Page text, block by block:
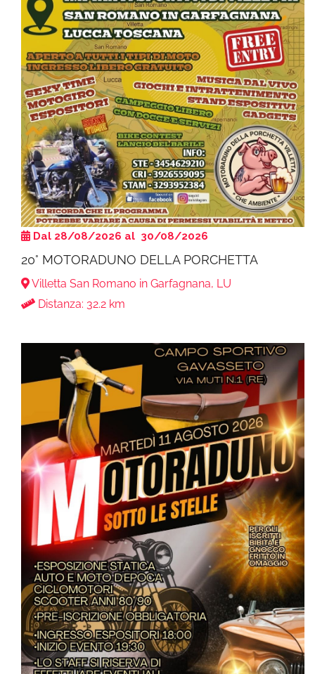
Dal 28/08/2026 al 30/08/2026
20° MOTORADUNO DELLA PORCHETTA
Villetta San Romano in Garfagnana, LU
Distanza: 32.2 km